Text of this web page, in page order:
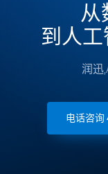
从
到人
润迅
电话咨询